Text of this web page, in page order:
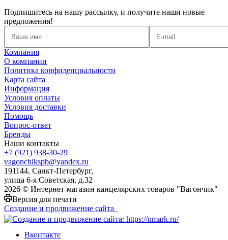
Подпишитесь на нашу рассылку, и получите наши новые
предложения!
Компания
О компании
Политика конфиденциальности
Карта сайта
Информация
Условия оплаты
Условия доставки
Помощь
Вопрос-ответ
Бренды
Наши контакты
+7 (921) 938-30-29
vagonchikspb@yandex.ru
191144, Санкт-Петербург,
улица 6-я Советская, д.32
2026 © Интернет-магазин канцелярских товаров "Вагончик"
Версия для печати
Создание и продвижение сайта
Вконтакте